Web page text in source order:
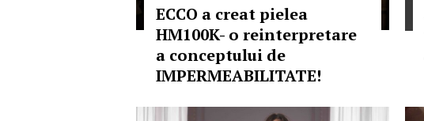
ECCO a creat pielea
HM100K- o reinterpretare
a conceptului de
IMPERMEABILITATE!